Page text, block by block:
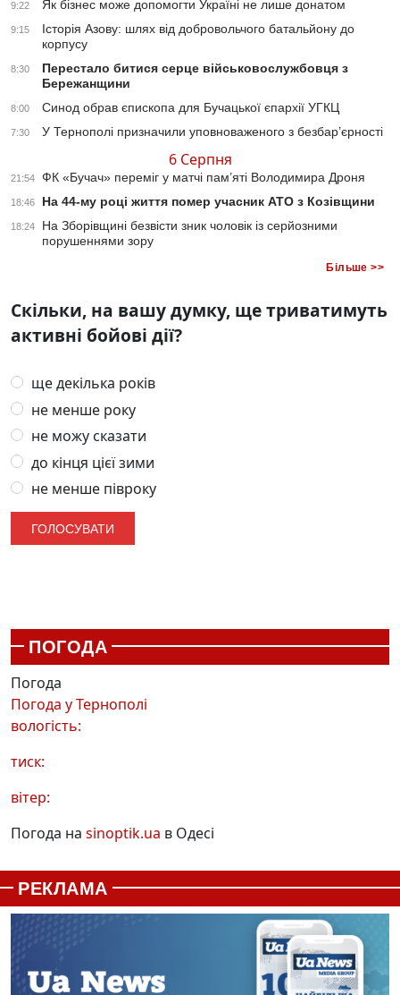
9:22 Як бізнес може допомогти Україні не лише донатом
9:15
Історія Азову: шлях від добровольчого батальйону до
корпусу
8:30
Перестало битися серце військовослужбовця з
Бережанщини
8:00 Синод обрав єпископа для Бучацької єпархії УГКЦ
7:30 У Тернополі призначили уповноваженого з безбар’єрності
6 Серпня
21:54 ФК «Бучач» переміг у матчі пам’яті Володимира Дроня
18:46 На 44-му році життя помер учасник АТО з Козівщини
18:24
На Зборівщині безвісти зник чоловік із серйозними
порушеннями зору
Більше >>
Скільки, на вашу думку, ще триватимуть
активні бойові дії?
ще декілька років
не менше року
не можу сказати
до кінця цієї зими
не менше півроку
ПОГОДА
Погода
Погода уТернополі
вологість:
тиск:
вітер:
Погода на sinoptik.ua в Одесі
РЕКЛАМА